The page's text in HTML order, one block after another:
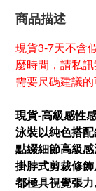
商品描述
現貨3-7天不含
麼時間，請私
需要尺碼建議
現貨-高級感性
泳裝以純色搭
點綴細節高級感
掛脖式剪裁修
都極具視覺張力